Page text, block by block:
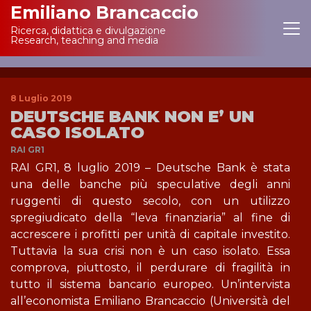
Main Navigation
Emiliano Brancaccio
Ricerca, didattica e divulgazione
Research, teaching and media
8 Luglio 2019
DEUTSCHE BANK NON E’ UN
CASO ISOLATO
RAI GR1
RAI GR1, 8 luglio 2019 – Deutsche Bank è stata
una delle banche più speculative degli anni
ruggenti di questo secolo, con un utilizzo
spregiudicato della “leva finanziaria” al fine di
accrescere i profitti per unità di capitale investito.
Tuttavia la sua crisi non è un caso isolato. Essa
comprova, piuttosto, il perdurare di fragilità in
tutto il sistema bancario europeo. Un’intervista
all’economista Emiliano Brancaccio (Università del